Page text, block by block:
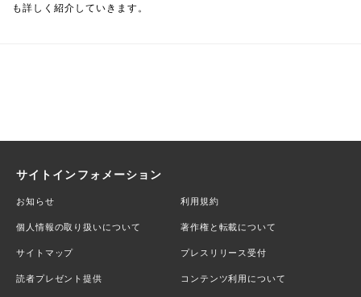
も詳しく紹介していきます。
サイトインフォメーション
お知らせ 利用規約
個人情報の取り扱いについて 著作権と転載について
サイトマップ プレスリリース受付
読者プレゼント提供 コンテンツ利用について